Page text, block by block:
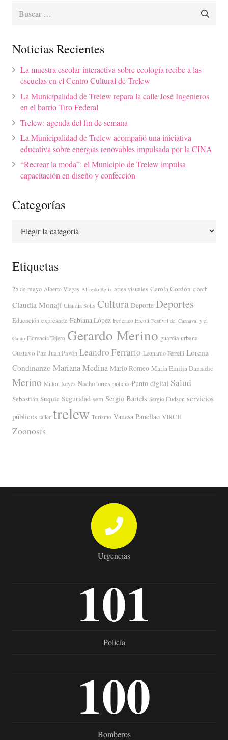
Buscar:
Noticias Recientes
La muestra escolar interactiva sobre ecología recibe a las
escuelas en el Centro Cultural de Trelew
La Municipalidad de Trelew repara la calle José Ingenieros
en el barrio Tiro Federal
Trelew: agenda del fin de semana
La Municipalidad de Trelew acompañó una iniciativa
educativa sobre energías renovables impulsada por la CINA
“Recrear la moda”: el Municipio de Trelew impulsa
capacitación en diseño y confección
Categorías
Etiquetas
25 de mayo Alberto Viegas Alfredo Beliz artes visuales Carola Cordón cicech
Claudia Monají Claudia Solis Cultura Deporte Deportes
Educación expresarte Fabiana López Federico Ercoli Festival del Carnaval y el
Canto Florencia Tejero Gerardo Merino guardia urbana
Gustavo Paz Juan Pavón Leandro Ferrario Leonardo Ferrelli Lorena
Condinanzo Mariana Medina Mario Romeo María Emilia Damadio
Merino Milton Reyes Nacho torres policía Punto digital Salud
Sebastián Suquia Seguridad sem Sergio Bartels Sergio Hudson servicios
públicos taller trelew Turismo Vanesa Panellao VIRCH
Zoonosis
Urgencias
101
Policía
100
Bomberos